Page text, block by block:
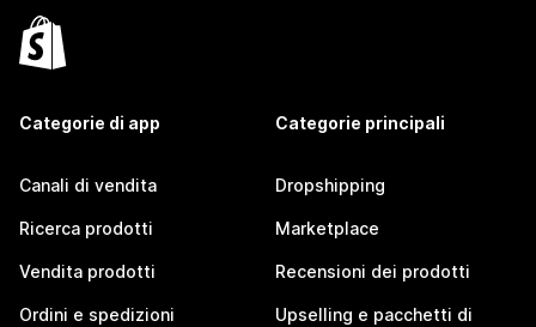
Categorie di app
Canali di vendita
Ricerca prodotti
Vendita prodotti
Ordini e spedizioni
Categorie principali
Dropshipping
Marketplace
Recensioni dei prodotti
Upselling e pacchetti di